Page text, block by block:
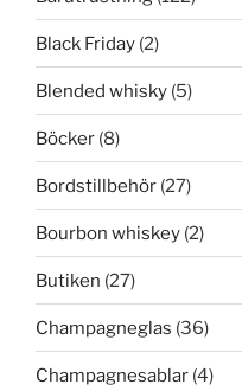
Black Friday (2)
Blended whisky (5)
Böcker (8)
Bordstillbehör (27)
Bourbon whiskey (2)
Butiken (27)
Champagneglas (36)
Champagnesablar (4)